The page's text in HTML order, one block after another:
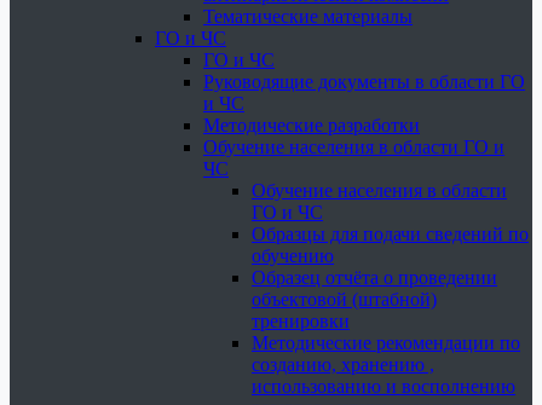
Тематические материалы
ГО и ЧС
ГО и ЧС
Руководящие документы в области ГО
и ЧС
Методические разработки
Обучение населения в области ГО и
ЧС
Обучение населения в области
ГО и ЧС
Образцы для подачи сведений по
обучению
Образец отчёта о проведении
объектовой (штабной)
тренировки
Методические рекомендации по
созданию, хранению ,
использованию и восполнению